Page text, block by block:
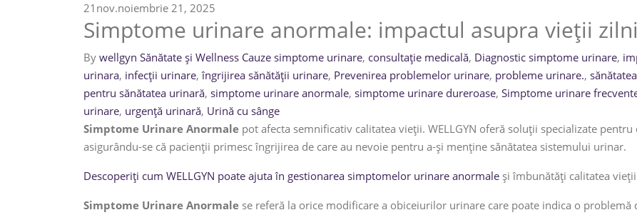
21 nov.noiembrie 21, 2025
Simptome urinare anormale: impactul asupra vieții
By wellgyn Sănătate și Wellness Cauze simptome urinare, consultație medicală, Diagnostic simptome urinare,
urinara, infecții urinare,îngrijirea sănătății urinare, Prevenirea problemelor urinare, probleme urinare.,
pentru sănătatea urinară, simptome urinare anormale, simptome urinare dureroase, Simptome urinare
urinare, urgență urinară, Urină cu sânge
Simptome Urinare Anormale pot afecta semnificativ calitatea vieții. WELLGYN oferă soluții specializate
asigurându-se că pacienții primesc îngrijirea de care au nevoie pentru a-și menține sănătatea sistemului urinar.
Descoperiți cum WELLGYN poate ajuta în gestionarea simptomelor urinare anormale și îmbunătăți calitatea
Simptome Urinare Anormale se referă la orice modificare a obiceiurilor urinare care poate indica o problemă